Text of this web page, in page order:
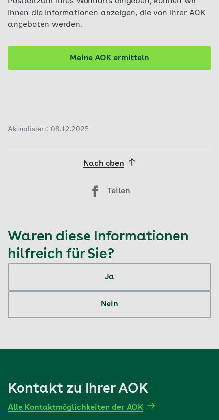
Ihnen die Informationen anzeigen, die von Ihrer AOK
angeboten werden.
Meine AOK ermitteln
Aktualisiert: 08.12.2025
Nach oben
Teilen
Waren diese Informationen
hilfreich für Sie?
Ja
Nein
Kontakt zu Ihrer AOK
Alle Kontaktmöglichkeiten der AOK